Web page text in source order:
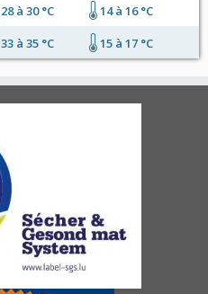
28 à 30 °C
14 à 16 °C
33 à 35 °C 15 à 17 °C